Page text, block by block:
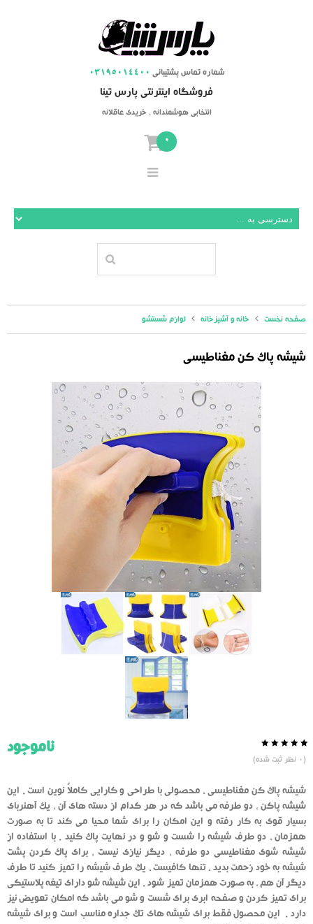
03195014400 شماره تماس پشتیبانی
فروشگاه اینترنتی پارس تینا
انتخابی هوشمندانه ، خریدی عاقلانه
0
صفحه نخست خانه و آشپزخانه لوازم شستشو
شیشه پاک کن مغناطیسی
از
50
رای
دهنده
(
0 نظر ثبت شده)
ناموجود
شیشه پاک کن مغناطیسی ، محصولی با طراحی و کارایی کاملاً نوین است . این
شیشه پاکن ، دو طرفه می باشد که در هر کدام از دسته های آن ، یک آهنربای
بسیار قوی به کار رفته و این امکان را برای شما محیا می کند تا به صورت
همزمان ، دو طرف شیشه را شست و شو و در نهایت پاک کنید . با استفاده از
شیشه شوی مغناطیسی دو طرفه ، دیگر نیازی نیست ، برای پاک کردن پشت
شیشه به خود زحمت بدید ، تنها کافیست ، یک طرف شیشه را تمیز کنید تا طرف
دیگر آن هم ، به صورت همزمان تمیز شود . این شیشه شو دارای تیغه پلاستیکی
برای تمیز کردن و صفحه ابری برای شست و شو می باشد که امکان تعویض نیز
دارد . این محصول فقط برای شیشه های تک جداره مناسب است و برای شیشه